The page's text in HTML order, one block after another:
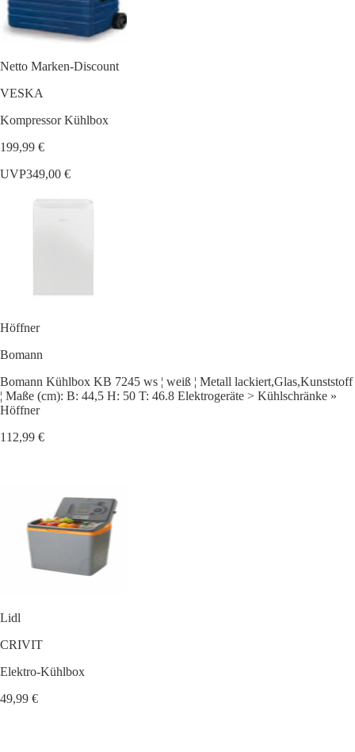
Netto Marken-Discount
VESKA
Kompressor Kühlbox
199,99 €
UVP349,00 €
Höffner
Bomann
Bomann Kühlbox KB 7245 ws ¦ weiß ¦ Metall lackiert,Glas,Kunststoff
¦ Maße (cm): B: 44,5 H: 50 T: 46.8 Elektrogeräte > Kühlschränke »
Höffner
112,99 €
Lidl
CRIVIT
Elektro-Kühlbox
49,99 €